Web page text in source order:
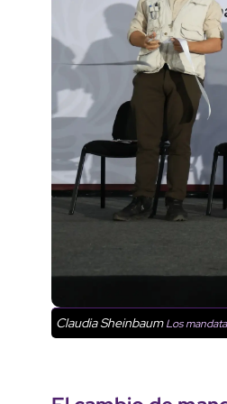
Claudia SheinbaumLos